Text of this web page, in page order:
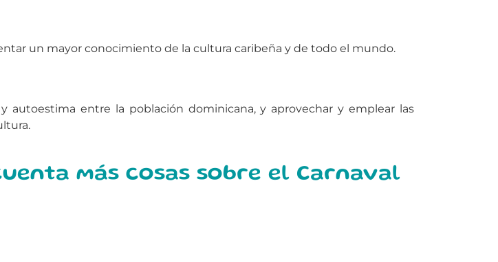
un mayor conocimiento de la cultura caribeña y de todo el mundo.
autoestima entre la población dominicana, y aprovechar y emplear las
más cosas sobre el Carnaval